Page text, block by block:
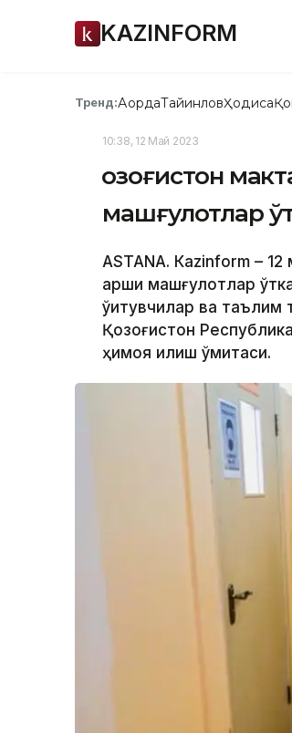
KAZINFORM
Тренд:АқордаТайинловҲодиса
10:38, 12 Май 2023
Қозоғистон
машғулотлар
ASTANА. Кazinform –
қарши машғулотлар
ўқитувчилар ва
Қозоғистон
ҳимоя қилиш қўмитаси.